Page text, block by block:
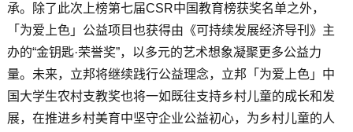
承。除了此次上榜第七届CSR中国教育榜获奖名单之外，
「为爱上色」公益项目也获得由《可持续发展经济导刊》主
办的“金钥匙·荣誉奖”，以多元的艺术想象凝聚更多公益力
量。未来，立邦将继续践行公益理念，立邦「为爱上色」中
国大学生农村支教奖也将一如既往支持乡村儿童的成长和发
展，在推进乡村美育中坚守企业公益初心，为乡村儿童的人